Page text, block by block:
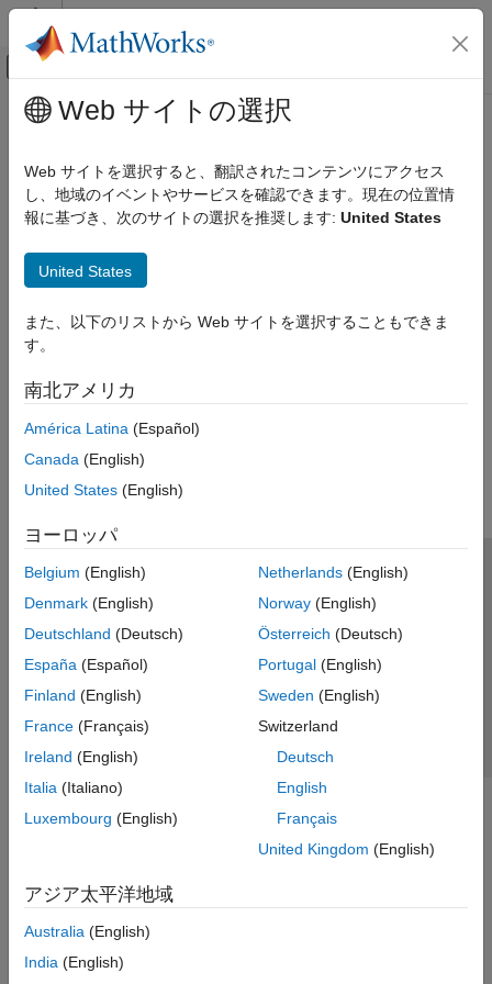
コンテンツへスキップ
オフキャンバス ナビゲーション メ
ドキュメンテーションのホーム
Control Systems
カテゴリ
C2000 Microcontroller Blockset
Control System Toolbox
DDS Blockset
DO Qualification Kit
HDL Coder
HDL Verifier
IEC Certification Kit
MATLAB Coder
Model Predictive Control Toolbox
Motor Control Blockset
Predictive Maintenance Toolbox
Program Raspberry Pi Using MATLAB
Program Raspberry Pi Using Simulink
Program Raspberry Pi Remotely Using
MATLAB Online
メインコンテンツ
Web サイトの選択
Web サイトを選択すると、翻訳されたコンテンツにアクセス
し、地域のイベントやサービスを確認できます。現在の位置情
報に基づき、次のサイトの選択を推奨します: United States
United States
また、以下のリストから Web サイトを選択することもできま
す。
南北アメリカ
América Latina (Español)
Canada (English)
United States (English)
ヨーロッパ
Belgium (English)
Denmark (English)
Deutschland (Deutsch)
España (Español)
Finland (English)
France (Français)
Ireland (English)
Italia (Italiano)
Luxembourg (English)
Netherlands(English)
Norway(English)
Österreich (Deutsch)
Portugal(English)
Sweden (English)
Switzerland
Deutsch
English
Français
United Kingdom (English)
アジア太平洋地域
Australia (English)
India (English)
トラストセンター
プライバシー ポリシー
違法コピー防止
アプリケーション ステータス
© 1994-2026 The MathWorks, Inc.